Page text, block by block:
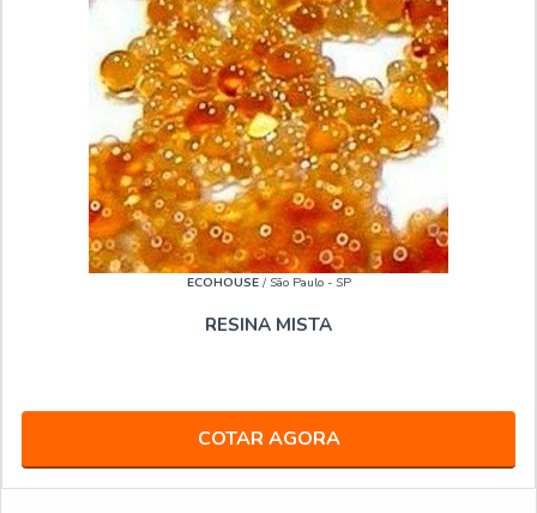
ECOHOUSE/ São Paulo - SP
RESINA MISTA
COTAR AGORA